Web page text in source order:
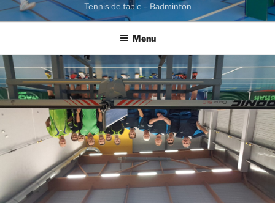
Tennis de table – Badminton
Menu